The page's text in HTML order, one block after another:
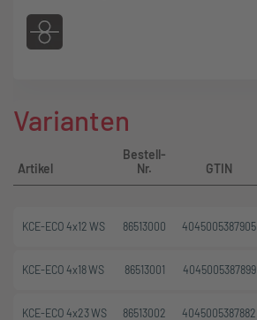
Varianten
Artikel
Bestell-
Nr.
GTIN
KCE-ECO 4x12 WS 86513000 4045005387905
KCE-ECO 4x18 WS 86513001 4045005387899
KCE-ECO 4x23 WS 86513002 4045005387882